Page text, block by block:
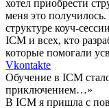
хотел приобрести
меня это
структуре коуч-
ICM и всех, кто
которые помогали
Vkontakte
Обучение в ICM
приключением…»
В ICM я пришла с